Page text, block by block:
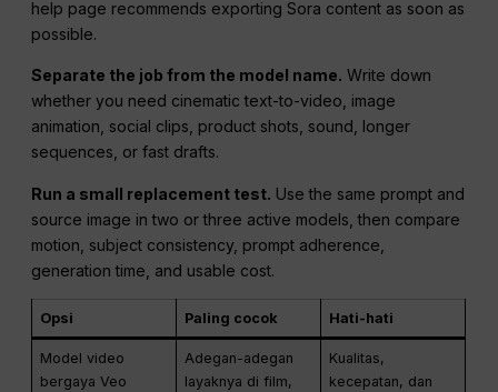
help page recommends exporting Sora content as soon as
possible.
Separate the job from the model name. Write down
whether you need cinematic text-to-video, image
animation, social clips, product shots, sound, longer
sequences, or fast drafts.
Run a small replacement test. Use the same prompt and
source image in two or three active models, then compare
motion, subject consistency, prompt adherence,
generation time, and usable cost.
Opsi Paling cocok Hati-hati
Model video
bergaya Veo
Adegan-adegan
layaknya di film,
Kualitas,
kecepatan, dan